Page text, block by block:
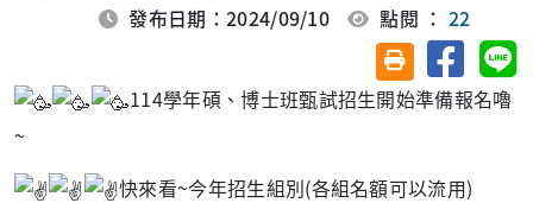
發布日期：2024/09/10 點閱 ：22
友善列印(另開視
分享至
114學年碩、博士班甄試招生開始準備報名嚕
~
快來看~今年招生組別(各組名額可以流用)